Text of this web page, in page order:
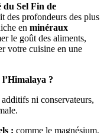
Sel Fin de
des profondeurs des plus
en minéraux
le goût des aliments,
votre cuisine en une
?
additifs ni conservateurs,
: comme le magnésium,